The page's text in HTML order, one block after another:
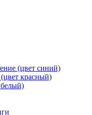
(цвет синий)
красный)